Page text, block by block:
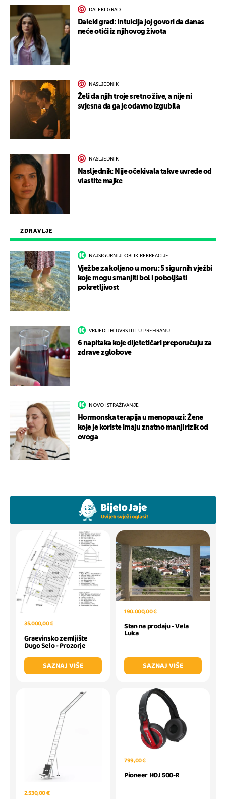
ZDRAVLJE
NAJSIGURNIJI OBLIK REKREACIJE
Vježbe za koljeno u moru: 5 sigurnih vježbi
koje mogu smanjiti bol i poboljšati
pokretljivost
VRIJEDI IH UVRSTITI U PREHRANU
6 napitaka koje dijetetičari preporučuju za
zdrave zglobove
NOVO ISTRAŽIVANJE
Hormonska terapija u menopauzi: Žene
koje je koriste imaju znatno manji rizik od
ovoga
DALEKI GRAD
Daleki grad: Intuicija joj govori da danas
neće otići iz njihovog života
NASLJEDNIK
Želi da njih troje sretno žive, a nije ni
svjesna da ga je odavno izgubila
NASLJEDNIK
Nasljednik: Nije očekivala takve uvrede od
vlastite majke
35.000,00 €
Graevinsko zemljište
Dugo Selo - Prozorje
SAZNAJ VIŠE
190.000,00 €
Stan na prodaju - Vela
Luka
SAZNAJ VIŠE
2.530,00 €
799,00 €
Pioneer HDJ 500-R